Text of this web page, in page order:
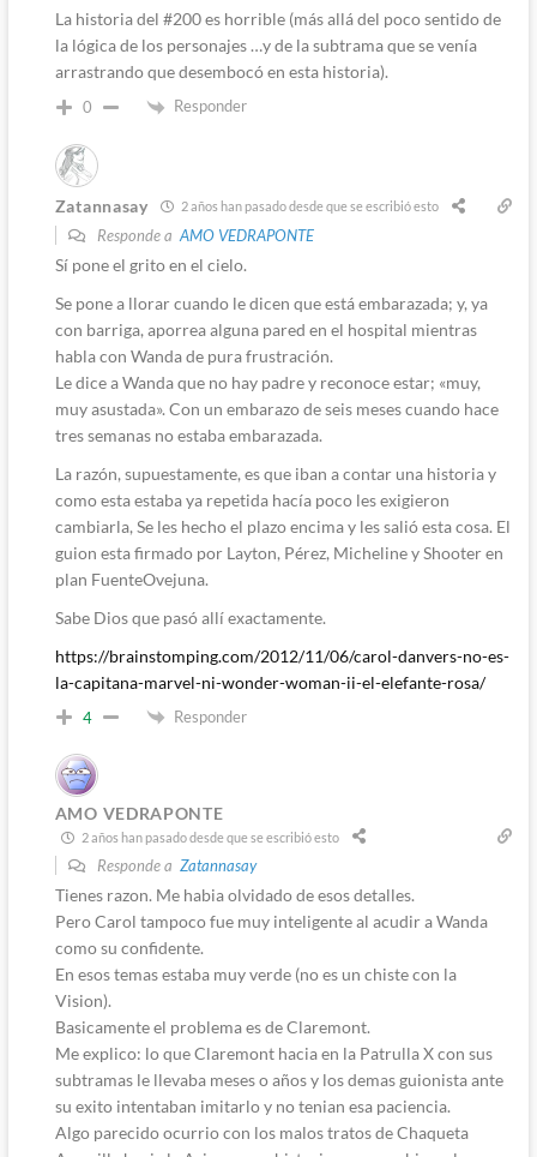
La historia del #200 es horrible (más allá del poco sentido de
la lógica de los personajes …y de la subtrama que se venía
arrastrando que desembocó en esta historia).
0 Responder
Zatannasay 2 años han pasado desde que se escribió esto
Responde a AMO VEDRAPONTE
Sí pone el grito en el cielo.
Se pone a llorar cuando le dicen que está embarazada; y, ya
con barriga, aporrea alguna pared en el hospital mientras
habla con Wanda de pura frustración.
Le dice a Wanda que no hay padre y reconoce estar; «muy,
muy asustada». Con un embarazo de seis meses cuando hace
tres semanas no estaba embarazada.
La razón, supuestamente, es que iban a contar una historia y
como esta estaba ya repetida hacía poco les exigieron
cambiarla, Se les hecho el plazo encima y les salió esta cosa. El
guion esta firmado por Layton, Pérez, Micheline y Shooter en
plan FuenteOvejuna.
Sabe Dios que pasó allí exactamente.
https://brainstomping.com/2012/11/06/carol-danvers-no-es-
la-capitana-marvel-ni-wonder-woman-ii-el-elefante-rosa/
4 Responder
AMO VEDRAPONTE
2 años han pasado desde que se escribió esto
Responde a Zatannasay
Tienes razon. Me habia olvidado de esos detalles.
Pero Carol tampoco fue muy inteligente al acudir a Wanda
como su confidente.
En esos temas estaba muy verde (no es un chiste con la
Vision).
Basicamente el problema es de Claremont.
Me explico: lo que Claremont hacia en la Patrulla X con sus
subtramas le llevaba meses o años y los demas guionista ante
su exito intentaban imitarlo y no tenian esa paciencia.
Algo parecido ocurrio con los malos tratos de Chaqueta